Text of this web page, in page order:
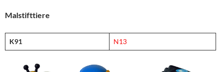
Malstifttiere
K91 N13